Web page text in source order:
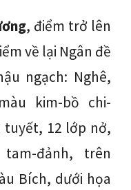
, điểm trở lên
về lại Ngân đề
ngạch: Nghê,
kim-bồ chi-
tuyết, 12 lớp nở,
đảnh, trên
Bích, dưới họa